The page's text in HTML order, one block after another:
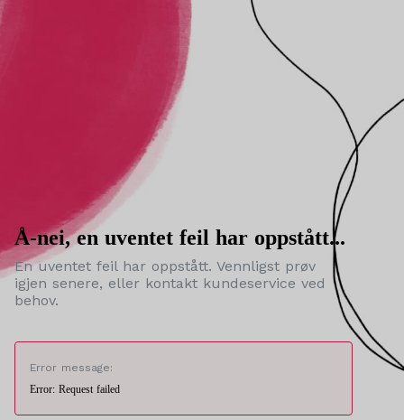
Å-nei, en uventet feil har oppstått...
En uventet feil har oppstått. Vennligst prøv
igjen senere, eller kontakt kundeservice ved
behov.
Error message:
Error: Request failed